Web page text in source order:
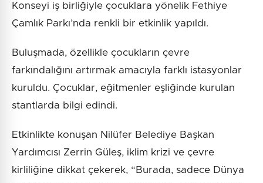
Konseyi iş birliğiyle çocuklara yönelik Fethiye
Çamlık Parkı’nda renkli bir etkinlik yapıldı.
Buluşmada, özellikle çocukların çevre
farkındalığını artırmak amacıyla farklı istasyonlar
kuruldu. Çocuklar, eğitmenler eşliğinde kurulan
stantlarda bilgi edindi.
Etkinlikte konuşan Nilüfer Belediye Başkan
Yardımcısı Zerrin Güleş, iklim krizi ve çevre
kirliliğine dikkat çekerek, “Burada, sadece Dünya